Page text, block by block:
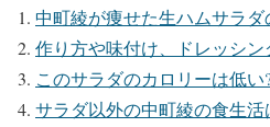
中町綾が痩せた生ハムサラダ
作り方や味付け、ドレッシン
このサラダのカロリーは低い
サラダ以外の中町綾の食生活